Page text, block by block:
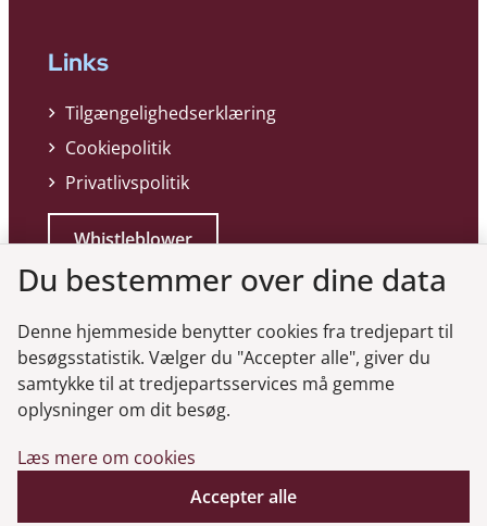
Links
Tilgængelighedserklæring
Cookiepolitik
Privatlivspolitik
Whistleblower
Genveje
Gå til virksomhedsregisteret
Gå til selskabsmeddelelser
Du bestemmer over dine data
Denne hjemmeside benytter cookies fra tredjepart til
besøgsstatistik. Vælger du "Accepter alle", giver du
samtykke til at tredjepartsservices må gemme
oplysninger om dit besøg.
Læs mere om cookies
Accepter alle